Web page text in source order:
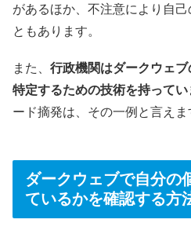
があるほか、不注意により自
ともあります。
また、 行政機関はダークウェ
特定するための技術を持ってい
ード摘発は、その一例と言えま
ダークウェブで自分の
ているかを確認する方